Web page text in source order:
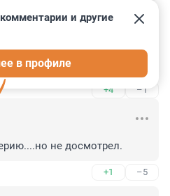
–1
+4 –1
и другие
в профиле
не досмотрел.
+1 –5